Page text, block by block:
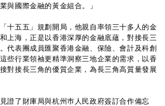
與國際金融的黃金組合。」
五五」規劃開局，他親自率領三十多人的金
上海，正是以香港深厚的金融底蘊，對接長三
代表團成員匯聚香港金融、保險、會計及科創
些行業領袖更精準洞察三地企業的需求，以香
對接長三角的優質企業，為長三角高質量發展
了財庫局與杭州巿人民政府簽訂合作備忘